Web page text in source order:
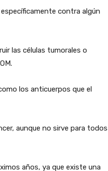
contra algún
las células tumorales o
los anticuerpos que el
aunque no sirve para todos
años, ya que existe una